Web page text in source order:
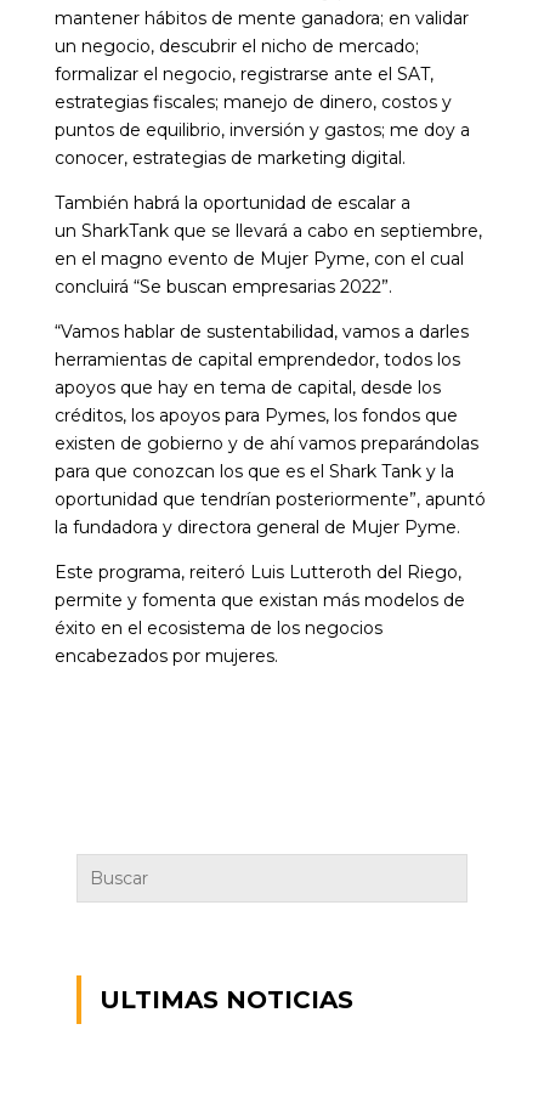
mantener hábitos de mente ganadora; en validar
un negocio, descubrir el nicho de mercado;
formalizar el negocio, registrarse ante el SAT,
estrategias fiscales; manejo de dinero, costos y
puntos de equilibrio, inversión y gastos; me doy a
conocer, estrategias de marketing digital.
También habrá la oportunidad de escalar a
un SharkTank que se llevará a cabo en septiembre,
en el magno evento de Mujer Pyme, con el cual
concluirá “Se buscan empresarias 2022”.
“Vamos hablar de sustentabilidad, vamos a darles
herramientas de capital emprendedor, todos los
apoyos que hay en tema de capital, desde los
créditos, los apoyos para Pymes, los fondos que
existen de gobierno y de ahí vamos preparándolas
para que conozcan los que es el Shark Tank y la
oportunidad que tendrían posteriormente”, apuntó
la fundadora y directora general de Mujer Pyme.
Este programa, reiteró Luis Lutteroth del Riego,
permite y fomenta que existan más modelos de
éxito en el ecosistema de los negocios
encabezados por mujeres.
ULTIMAS NOTICIAS